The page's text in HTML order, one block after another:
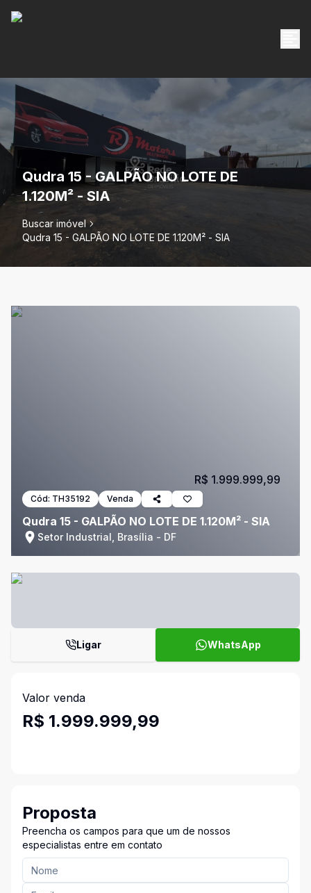
Qudra 15 - GALPÃO NO LOTE DE
1.120M² - SIA
Buscar imóvel
Qudra 15 - GALPÃO NO LOTE DE 1.120M² - SIA
Cód: TH35192 Venda
Qudra 15 - GALPÃO NO LOTE DE 1.120M² - SIA
Setor Industrial, Brasília - DF
R$ 1.999.999,99
Ligar WhatsApp
Valor venda
R$ 1.999.999,99
Proposta
Preencha os campos para que um de nossos
especialistas entre em contato